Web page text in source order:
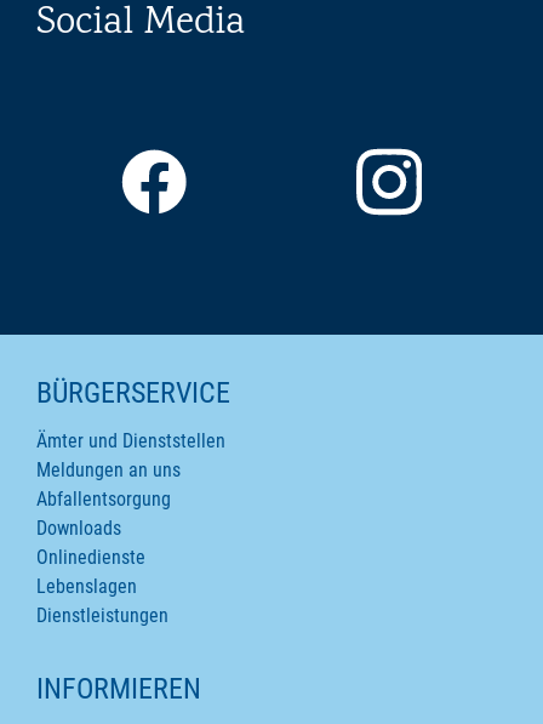
Social Media
SEITENINHALTE
BÜRGERSERVICE
Ämter und Dienststellen
Meldungen an uns
Abfallentsorgung
Downloads
Onlinedienste
Lebenslagen
Dienstleistungen
INFORMIEREN